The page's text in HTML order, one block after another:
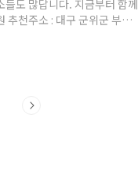
도 많답니다. 지금부터 함께
천주소 : 대구 군위군 부계면
하고, 아름다운 건축물들도